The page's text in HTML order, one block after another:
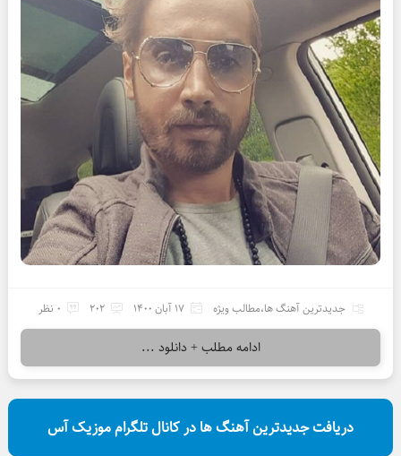
جدیدترین آهنگ ها،مطالب ویژه 17 آبان 1400 202 0 نظر
ادامه مطلب + دانلود ...
دریافت جدیدترین آهنگ ها در کانال تلگرام موزیک آس